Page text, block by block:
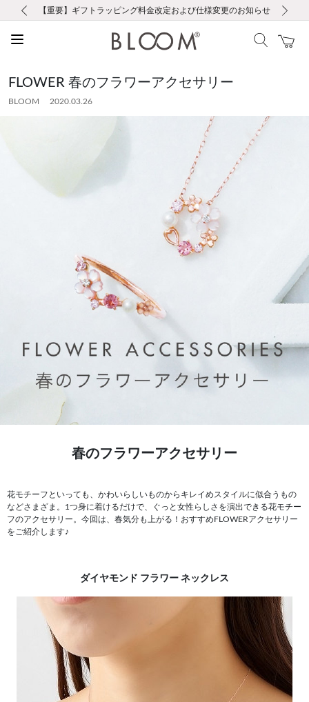
お修理・アフターサービスのご案内
【重要】令和８年熊本地震に伴う集配への影響について
【重要】ギフトラッピング料金改定および仕様変更のお知らせ
【重要】夏季休業の営業についてのご案内
税込5,500円以上で送料無料｜最短24時間以内に発送
新規会員登録で1000ポイントプレゼント！
LINE友だち登録で500円クーポンプレゼント
会員限定！レビュー投稿で100ポイントプレゼント
お修理・アフターサービスのご案内
【重要】令和８年熊本地震に伴う集配への影響について
FLOWER 春のフラワーアクセサリー
BLOOM 2020.03.26
春のフラワーアクセサリー
花モチーフといっても、かわいらしいものからキレイめスタイルに似合うもの
などさまざま。1つ身に着けるだけで、ぐっと女性らしさを演出できる花モチー
フのアクセサリー。今回は、春気分も上がる！おすすめFLOWERアクセサリー
をご紹介します♪
ダイヤモンド フラワー ネックレス